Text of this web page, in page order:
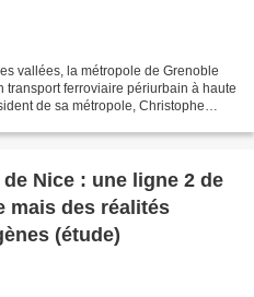
vallées, la métropole de Grenoble
ferroviaire périurbain à haute
de sa métropole, Christophe
Nice : une ligne 2 de
mais des réalités
(étude)